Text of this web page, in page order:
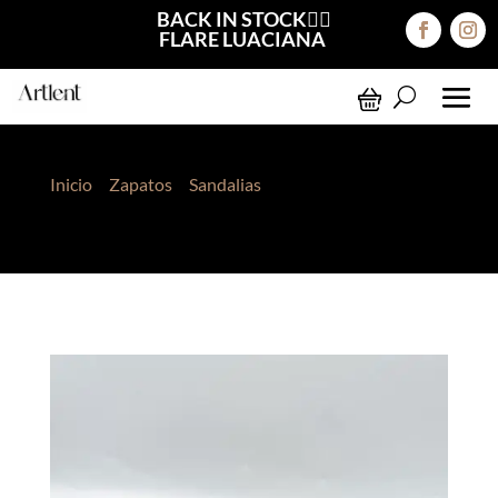
BACK IN STOCK❤️‍🔥
FLARE LUACIANA
Inicio> Zapatos> Sandalias> Sandalias Ivana